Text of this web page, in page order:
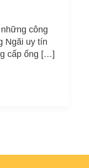
công
Ngãi uy tín
cấp ống […]